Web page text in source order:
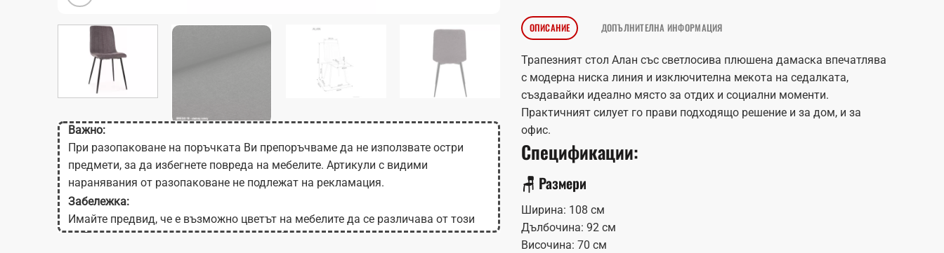
Важно:
При разопаковане на поръчката Ви препоръчваме да не използвате остри
предмети, за да избегнете повреда на мебелите. Артикули с видими
наранявания от разопаковане не подлежат на рекламация.
Забележка:
Имайте предвид, че е възможно цветът на мебелите да се различава от този
на Вашия екран в зависимост от настройките на монитора.
ОПИСАНИЕ ДОПЪЛНИТЕЛНА ИНФОРМАЦИЯ
Трапезният стол Алан със светлосива плюшена дамаска впечатлява
с модерна ниска линия и изключителна мекота на седалката,
създавайки идеално място за отдих и социални моменти.
Практичният силует го прави подходящо решение и за дом, и за
офис.
Спецификации:
🪑 Размери
Ширина: 108 см
Дълбочина: 92 см
Височина: 70 см